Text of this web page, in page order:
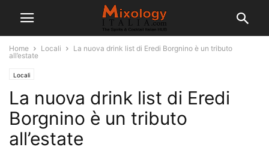
Home Locali
La nuova drink list di Eredi Borgnino è un tributo
all’estate
Locali
La nuova drink list di Eredi
Borgnino è un tributo
all’estate